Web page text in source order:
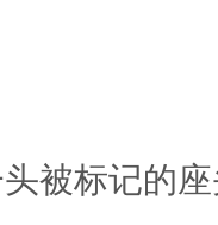
被标记的